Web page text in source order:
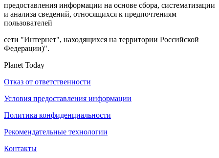
предоставления информации на основе сбора, систематизации
и анализа сведений, относящихся к предпочтениям
пользователей
сети "Интернет", находящихся на территории Российской
Федерации)".
Planet Today
Отказ от ответственности
Условия предоставления информации
Политика конфиденциальности
Рекомендательные технологии
Контакты